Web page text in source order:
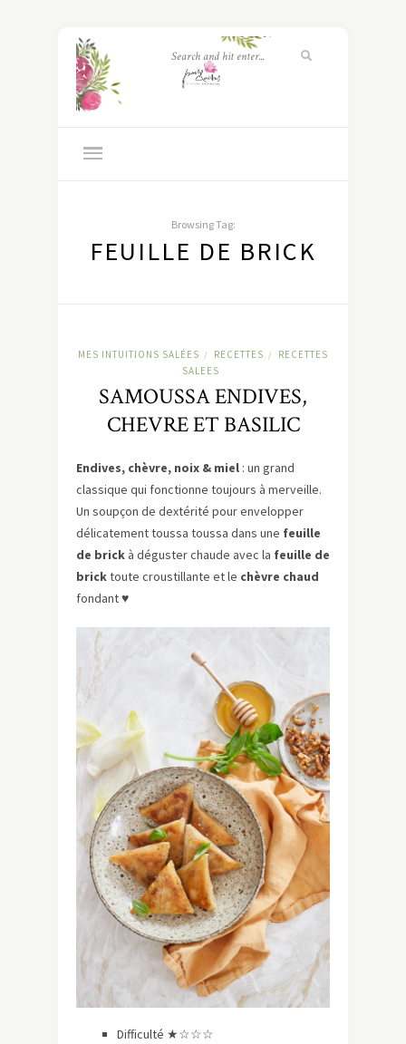
Browsing Tag:
FEUILLE DE BRICK
MES INTUITIONS SALÉES / RECETTES /
RECETTES
SALEES
SAMOUSSA ENDIVES,
CHEVRE ET BASILIC
Endives, chèvre, noix & miel : un grand
classique qui fonctionne toujours à merveille.
Un soupçon de dextérité pour envelopper
délicatement toussa toussa dans une feuille
de brick à déguster chaude avec la feuille de
bricktoute croustillante et le chèvre chaud
fondant ♥
Difficulté ★☆☆☆